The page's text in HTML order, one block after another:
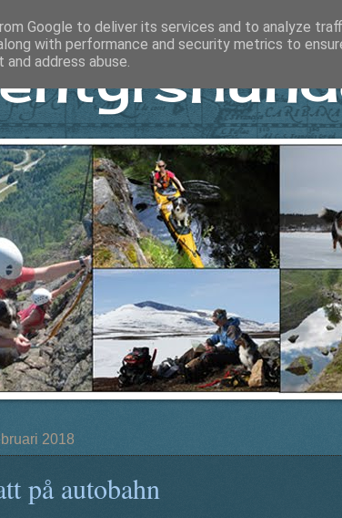
2018
på autobahn
Google to deliver its services and to analyze
with performance and security metrics to
address abuse.